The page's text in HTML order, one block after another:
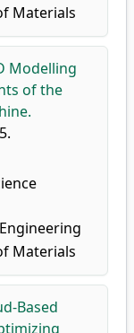
Materials
Modelling
of the
Materials
Based